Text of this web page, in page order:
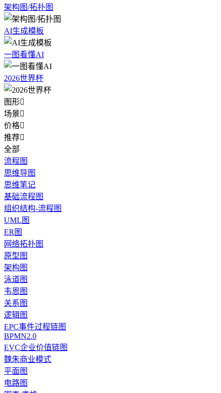
架构图/拓扑图
AI生成模板
一图看懂AI
2026世界杯
图形
场景
价格
推荐
全部
流程图
思维导图
思维笔记
基础流程图
组织结构-流程图
UML图
ER图
网络拓扑图
原型图
架构图
泳道图
韦恩图
关系图
逻辑图
EPC事件过程链图
BPMN2.0
EVC企业价值链图
魏朱商业模式
平面图
电路图